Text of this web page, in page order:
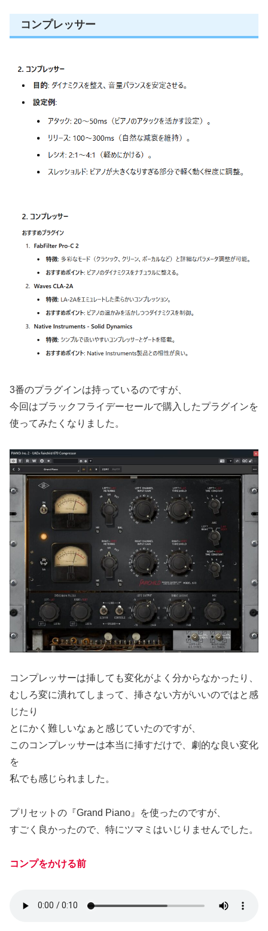
コンプレッサー
3番のプラグインは持っているのですが、
今回はブラックフライデーセールで購入したプラグインを
使ってみたくなりました。
コンプレッサーは挿しても変化がよく分からなかったり、
むしろ変に潰れてしまって、挿さない方がいいのではと感
じたり
とにかく難しいなぁと感じていたのですが、
このコンプレッサーは本当に挿すだけで、劇的な良い変化
を
私でも感じられました。
プリセットの『Grand Piano』を使ったのですが、
すごく良かったので、特にツマミはいじりませんでした。
コンプをかける前